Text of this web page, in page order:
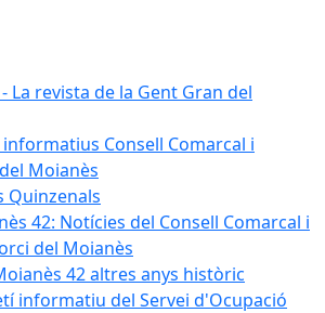
La revista de la Gent Gran del
Consell Comarcal i
Moianès
Quinzenals
42: Notícies del Consell Comarcal i
del Moianès
42 altres anys històric
informatiu del Servei d'Ocupació